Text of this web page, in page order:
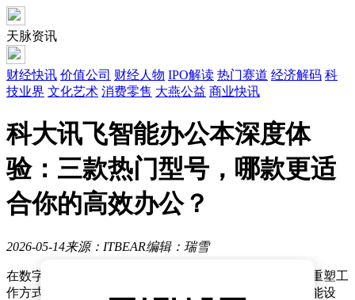
天脉资讯
财经快讯 价值公司 财经人物 IPO解读 热门赛道 经济解码 科
技业界 文化艺术 消费零售 大燕公益 商业快讯
科大讯飞智能办公本深度体
验：三款热门型号，哪款更适
合你的高效办公？
2026-05-14来源：ITBEAR编辑：瑞雪
在数字化办公浪潮席卷的当下，智能设备正以创新形态重塑工
作方式。科大讯飞推出的三款智能办公本凭借差异化功能设